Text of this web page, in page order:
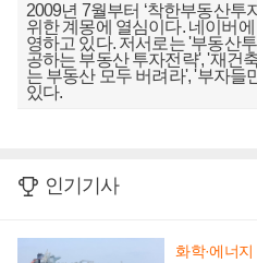
2009년 7월부터 ‘착한부동산투
위한 계몽에 열심이다. 네이버
영하고 있다. 저서로는 '부동산
공하는 부동산 투자전략', '재건
는 부동산 모두 버려라', '부자들
있다.
인기기사
화학·에너지